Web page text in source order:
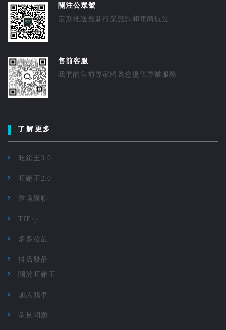
關注公眾號
定期推送最新行業諮詢和電商玩法
售前客服
我們的售前專家將為您提供專業服務
了解更多
旺銷王3.0
旺銷王2.0
跨境聚聊
TfErp
多多發品
抖店發品
關於旺銷王
加入我們
常見問題